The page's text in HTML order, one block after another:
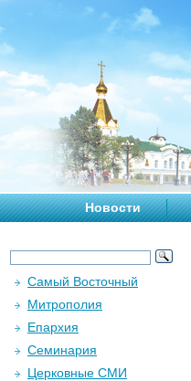
Новости
Самый Восточный
Митрополия
Епархия
Семинария
Церковные СМИ